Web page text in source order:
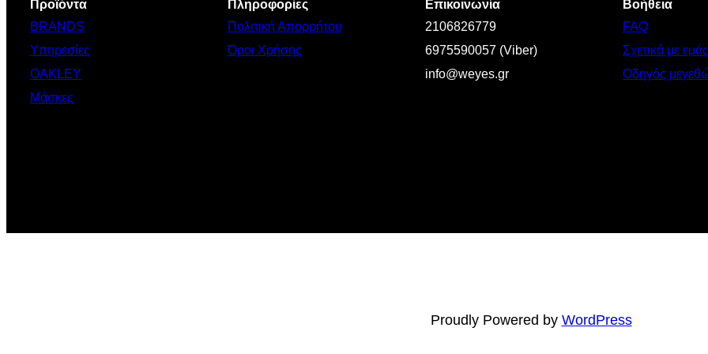
Προϊόντα
BRANDS
Υπηρεσίες
OAKLEY
Μάσκες
Πληροφορίες
Πολιτική Απορρήτου
Όροι Χρήσης
Επικοινωνία
2106826779
6975590057 (Viber)
info@weyes.gr
Βοήθεια
FAQ
Σχετικά με εμάς
Οδηγός
Proudly Powered by WordPress